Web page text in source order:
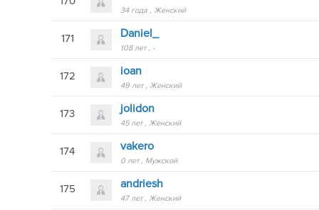
34 года Женский
171 Daniel_
108 лет -
172 ioan
49 лет Женский
173 jolidon
45 лет Женский
174 vakero
0 лет Мужской
175 andriesh
47 лет Женский